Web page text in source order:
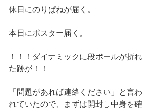
休日にのりぱねが届く。
本日にポスター届く。
！！！ダイナミックに段ボールが折れ
た跡が！！！
「問題があれば連絡ください」と言わ
れていたので、まずは開封し中身を確